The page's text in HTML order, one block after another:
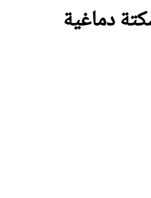
دماغية